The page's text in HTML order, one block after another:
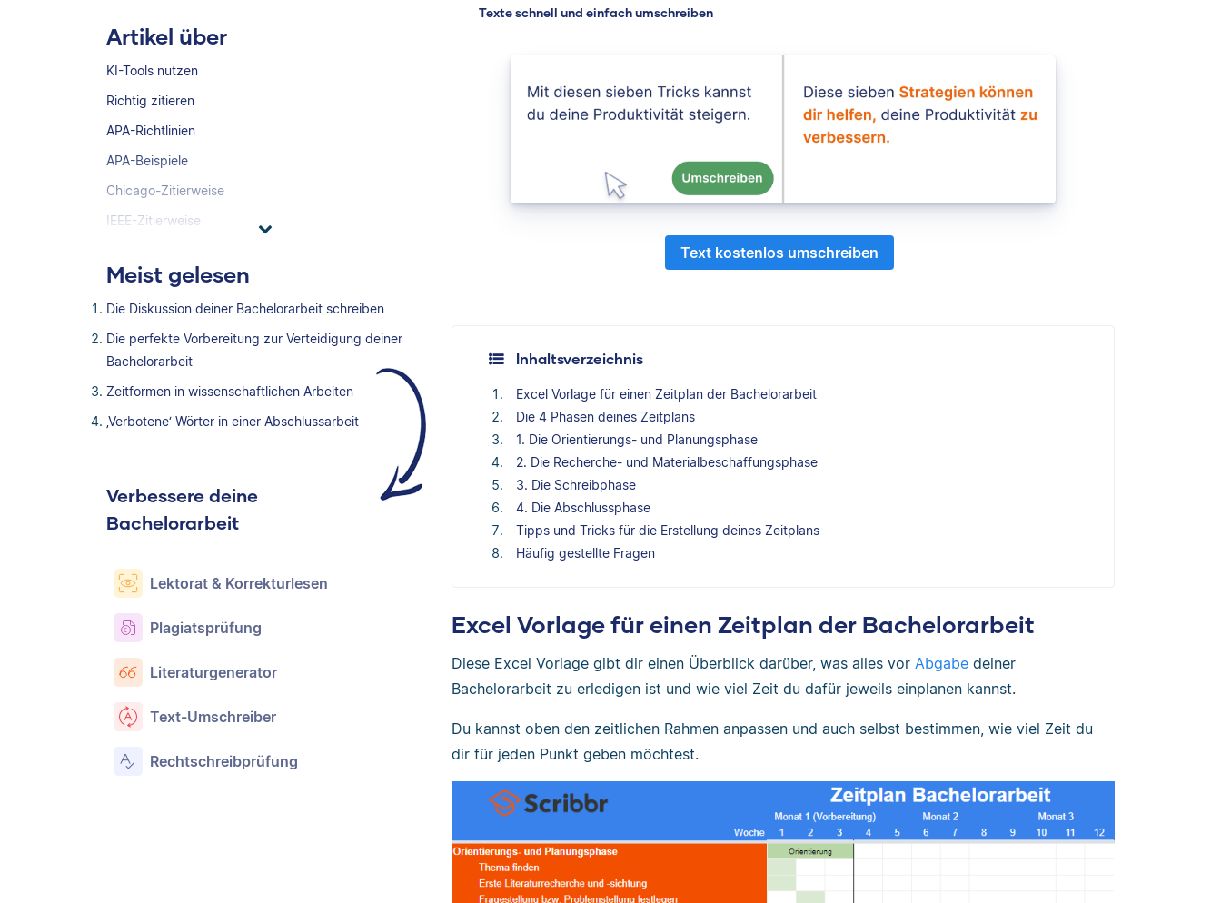
Artikel über
KI-Tools nutzen
Richtig zitieren
APA-Richtlinien
APA-Beispiele
Chicago-Zitierweise
IEEE-Zitierweise
Meist gelesen
Die Diskussion deiner Bachelorarbeit schreiben
Die perfekte Vorbereitung zur Verteidigung deiner
Bachelorarbeit
Zeitformen in wissenschaftlichen Arbeiten
‚Verbotene‘ Wörter in einer Abschlussarbeit
Verbessere deine
Bachelorarbeit
Lektorat & Korrekturlesen
Plagiatsprüfung
Literaturgenerator
Text-Umschreiber
Rechtschreibprüfung
Texte schnell und einfach umschreiben
Text kostenlos umschreiben
Inhaltsverzeichnis
Excel Vorlage für einen Zeitplan der Bachelorarbeit
Die 4 Phasen deines Zeitplans
1. Die Orientierungs- und Planungsphase
2. Die Recherche- und Materialbeschaffungsphase
3. Die Schreibphase
4. Die Abschlussphase
Tipps und Tricks für die Erstellung deines Zeitplans
Häufig gestellte Fragen
Excel Vorlage für einen Zeitplan der Bachelorarbeit
Diese Excel Vorlage gibt dir einen Überblick darüber, was alles vor Abgabe deiner
Bachelorarbeit zu erledigen ist und wie viel Zeit du dafür jeweils einplanen kannst.
Du kannst oben den zeitlichen Rahmen anpassen und auch selbst bestimmen, wie viel Zeit du
dir für jeden Punkt geben möchtest.